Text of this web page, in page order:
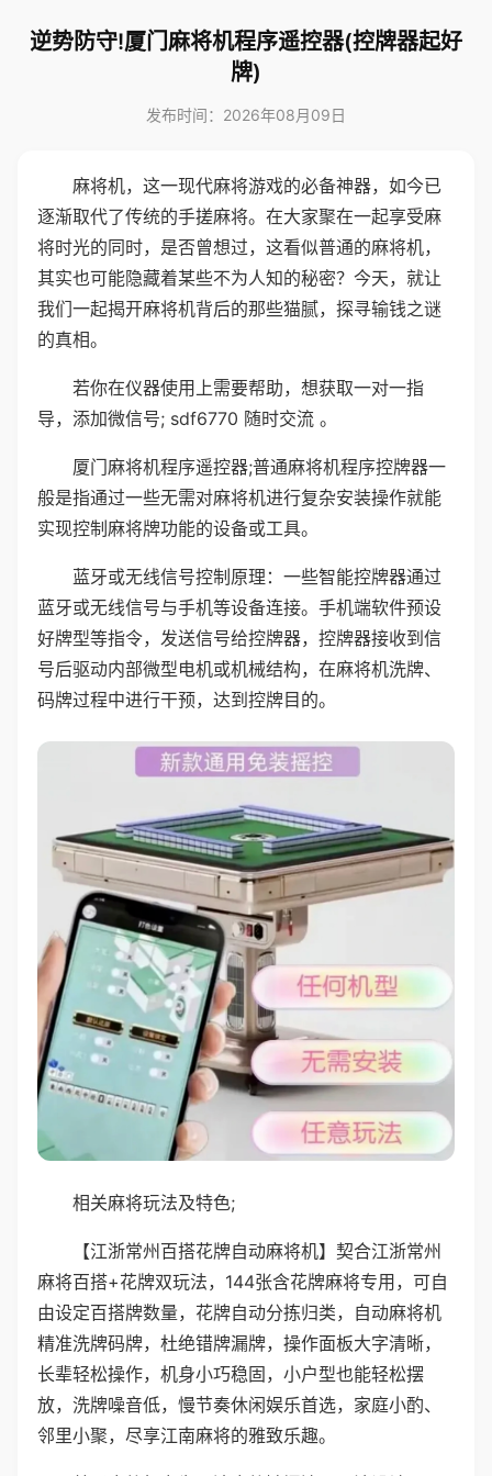
逆势防守!厦门麻将机程序遥控器(控牌器起好
牌)
发布时间：2026年08月09日
麻将机，这一现代麻将游戏的必备神器，如今已
逐渐取代了传统的手搓麻将。在大家聚在一起享受麻
将时光的同时，是否曾想过，这看似普通的麻将机，
其实也可能隐藏着某些不为人知的秘密？今天，就让
我们一起揭开麻将机背后的那些猫腻，探寻输钱之谜
的真相。
若你在仪器使用上需要帮助，想获取一对一指
导，添加微信号; sdf6770 随时交流 。
厦门麻将机程序遥控器;普通麻将机程序控牌器一
般是指通过一些无需对麻将机进行复杂安装操作就能
实现控制麻将牌功能的设备或工具。
蓝牙或无线信号控制原理：一些智能控牌器通过
蓝牙或无线信号与手机等设备连接。手机端软件预设
好牌型等指令，发送信号给控牌器，控牌器接收到信
号后驱动内部微型电机或机械结构，在麻将机洗牌、
码牌过程中进行干预，达到控牌目的。
相关麻将玩法及特色;
【江浙常州百搭花牌自动麻将机】契合江浙常州
麻将百搭+花牌双玩法，144张含花牌麻将专用，可自
由设定百搭牌数量，花牌自动分拣归类，自动麻将机
精准洗牌码牌，杜绝错牌漏牌，操作面板大字清晰，
长辈轻松操作，机身小巧稳固，小户型也能轻松摆
放，洗牌噪音低，慢节奏休闲娱乐首选，家庭小酌、
邻里小聚，尽享江南麻将的雅致乐趣。